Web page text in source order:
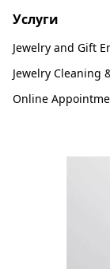
Услуги
Jewelry and Gift
Jewelry Cleaning
Online